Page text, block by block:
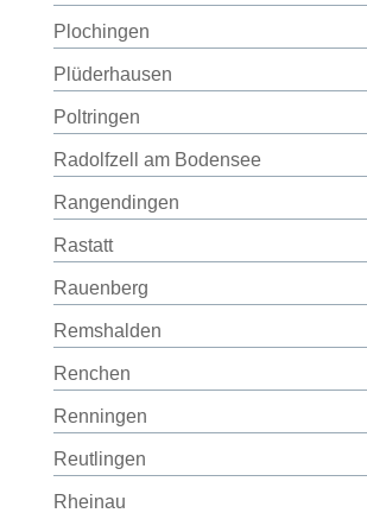
Plochingen
Plüderhausen
Poltringen
Radolfzell am Bodensee
Rangendingen
Rastatt
Rauenberg
Remshalden
Renchen
Renningen
Reutlingen
Rheinau